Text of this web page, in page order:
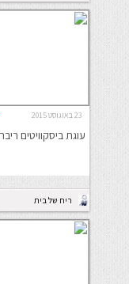
23 באוגוסט 2015
עוגת ביסקוויטים
ריח של בית